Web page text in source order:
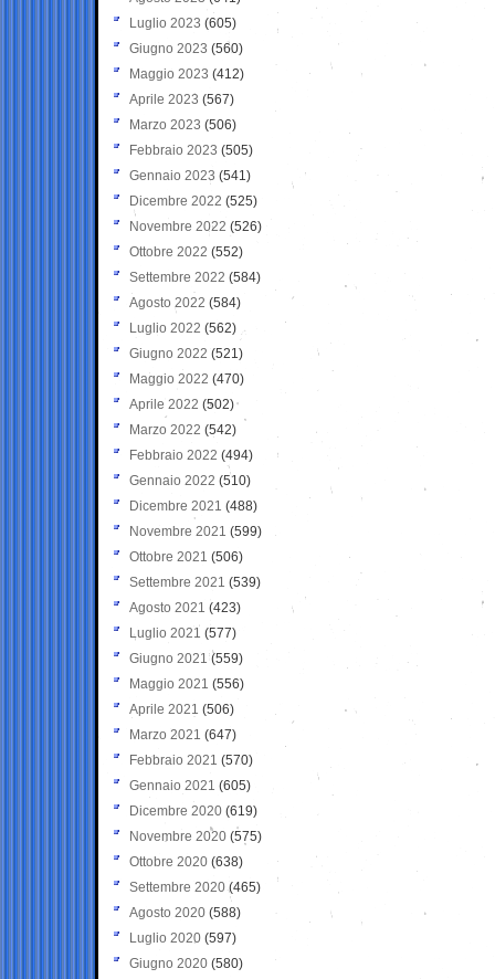
Luglio 2023 (605)
Giugno 2023 (560)
Maggio 2023 (412)
Aprile 2023 (567)
Marzo 2023 (506)
Febbraio 2023 (505)
Gennaio 2023 (541)
Dicembre 2022 (525)
Novembre 2022 (526)
Ottobre 2022 (552)
Settembre 2022 (584)
Agosto 2022 (584)
Luglio 2022 (562)
Giugno 2022 (521)
Maggio 2022 (470)
Aprile 2022 (502)
Marzo 2022 (542)
Febbraio 2022 (494)
Gennaio 2022 (510)
Dicembre 2021 (488)
Novembre 2021 (599)
Ottobre 2021 (506)
Settembre 2021 (539)
Agosto 2021 (423)
Luglio 2021 (577)
Giugno 2021(559)
Maggio 2021 (556)
Aprile 2021 (506)
Marzo 2021 (647)
Febbraio 2021 (570)
Gennaio 2021 (605)
Dicembre 2020 (619)
Novembre 2020 (575)
Ottobre 2020 (638)
Settembre 2020(465)
Agosto 2020 (588)
Luglio 2020 (597)
Giugno 2020 (580)